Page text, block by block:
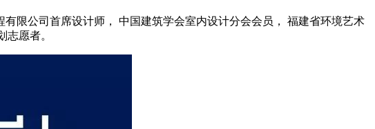
限公司首席设计师， 中国建筑学会室内设计分会会员， 福建省环境艺术
愿者。